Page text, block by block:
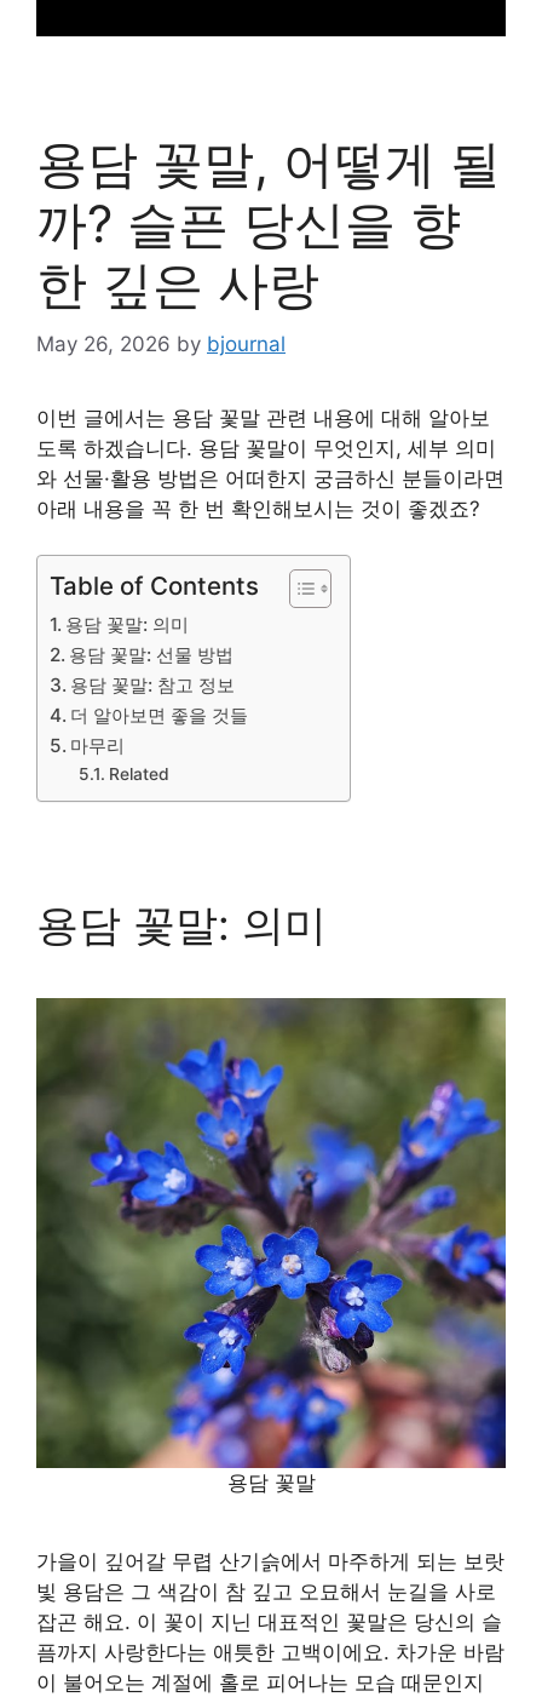
용담 꽃말, 어떻게 될
까? 슬픈 당신을 향
한 깊은 사랑
May 26, 2026 by bjournal
이번 글에서는 용담 꽃말 관련 내용에 대해 알아보
도록 하겠습니다. 용담 꽃말이 무엇인지, 세부 의미
와 선물·활용 방법은 어떠한지 궁금하신 분들이라면
아래 내용을 꼭 한 번 확인해보시는 것이 좋겠죠?
Table of Contents
용담 꽃말: 의미
용담 꽃말: 선물 방법
용담 꽃말: 참고 정보
더 알아보면 좋을 것들
마무리
Related
용담 꽃말: 의미
용담 꽃말
가을이 깊어갈 무렵 산기슭에서 마주하게 되는 보랏
빛 용담은 그 색감이 참 깊고 오묘해서 눈길을 사로
잡곤 해요. 이 꽃이 지닌 대표적인 꽃말은 당신의 슬
픔까지 사랑한다는 애틋한 고백이에요. 차가운 바람
이 불어오는 계절에 홀로 피어나는 모습 때문인지